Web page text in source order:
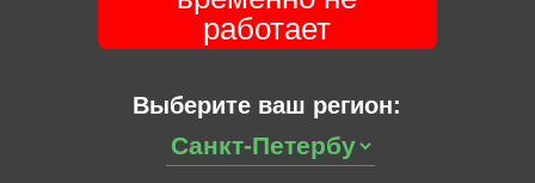
работает
Выберите ваш регион: